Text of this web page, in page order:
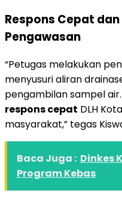
Respons Cepat
Pengawasan
“Petugas melakukan
menyusuri aliran
pengambilan sampel
respons cepat DLH
masyarakat,” tegas
Baca Juga : Dinkes
Program Kebas